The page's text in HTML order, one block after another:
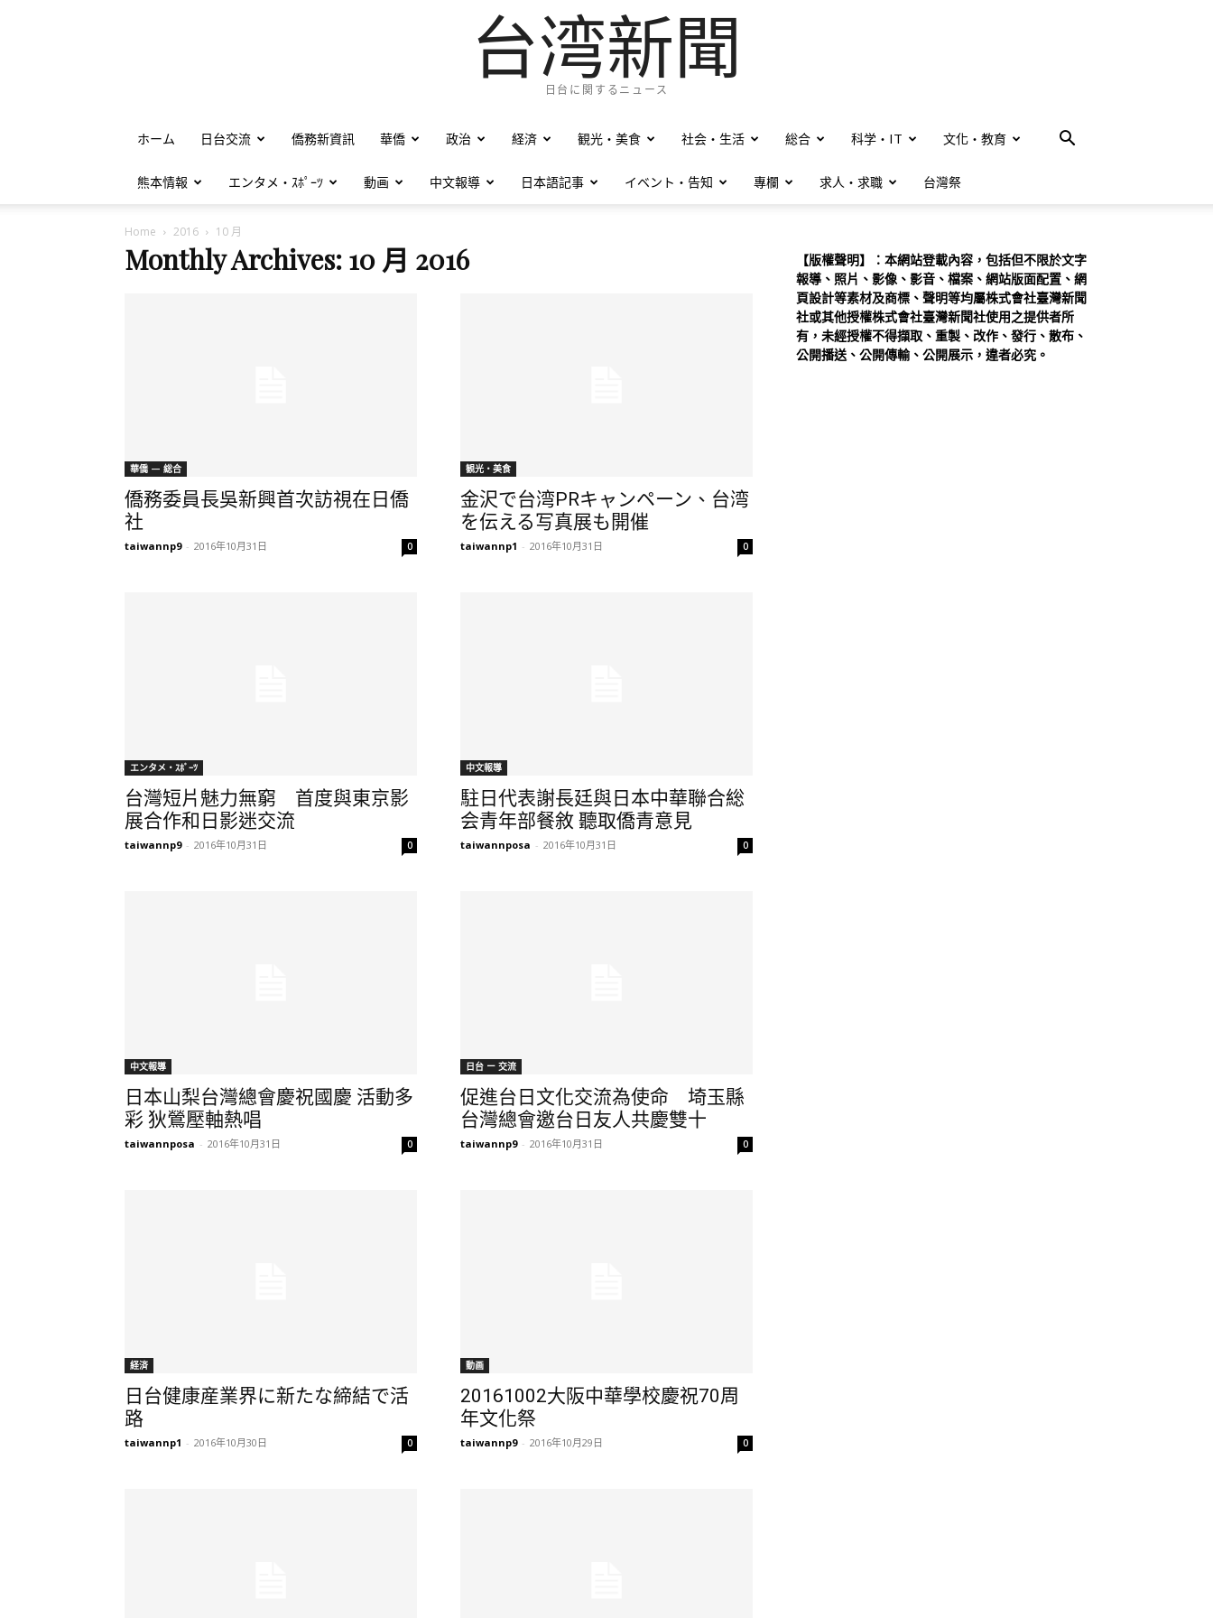
台湾新聞
日台に関するニュース
ホーム 日台交流 僑務新資訊 華僑 政治 経済 観光・美食 社会・生活 総合 科学・IT 文化・教育
熊本情報 エンタメ・ｽﾎﾟｰﾂ 動画 中文報導 日本語記事 イベント・告知 專欄 求人・求職 台灣祭
Home 2016 10 月
Monthly Archives: 10 月 2016
華僑 — 総合
僑務委員長吳新興首次訪視在日僑
社
taiwannp9 - 2016年10月31日 0
観光・美食
金沢で台湾PRキャンペーン、台湾
を伝える写真展も開催
taiwannp1 - 2016年10月31日 0
エンタメ・ｽﾎﾟｰﾂ
台灣短片魅力無窮 首度與東京影
展合作和日影迷交流
taiwannp9 - 2016年10月31日 0
中文報導
駐日代表謝長廷與日本中華聯合総
会青年部餐敘 聽取僑青意見
taiwannposa - 2016年10月31日 0
中文報導
日本山梨台灣總會慶祝國慶 活動多
彩 狄鶯壓軸熱唱
taiwannposa - 2016年10月31日 0
日台 ー 交流
促進台日文化交流為使命 埼玉縣
台灣總會邀台日友人共慶雙十
taiwannp9 - 2016年10月31日 0
経済
日台健康産業界に新たな締結で活
路
taiwannp1 - 2016年10月30日 0
動画
20161002大阪中華學校慶祝70周
年文化祭
taiwannp9 - 2016年10月29日 0
【版權聲明】：本網站登載內容，包括但不限於文字
報導、照片、影像、影音、檔案、網站版面配置、網
頁設計等素材及商標、聲明等均屬株式會社臺灣新聞
社或其他授權株式會社臺灣新聞社使用之提供者所
有，未經授權不得擷取、重製、改作、發行、散布、
公開播送、公開傳輸、公開展示，違者必究。